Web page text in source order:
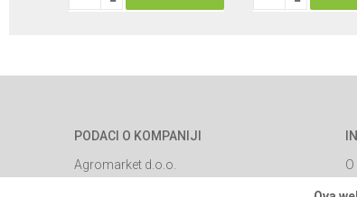
PODACI O KOMPANIJI
Agromarket d.o.o.